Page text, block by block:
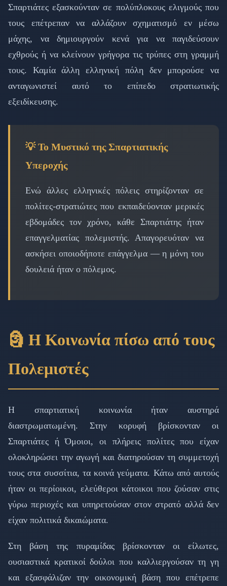
Σπαρτιάτες εξασκούνταν σε πολύπλοκους ελιγμούς που
τους επέτρεπαν να αλλάζουν σχηματισμό εν μέσω
μάχης, να δημιουργούν κενά για να παγιδεύσουν
εχθρούς ή να κλείνουν γρήγορα τις τρύπες στη γραμμή
τους. Καμία άλλη ελληνική πόλη δεν μπορούσε να
ανταγωνιστεί αυτό το επίπεδο στρατιωτικής
εξειδίκευσης.
💡 Το Μυστικό της Σπαρτιατικής
Υπεροχής
Ενώ άλλες ελληνικές πόλεις στηρίζονταν σε
πολίτες-στρατιώτες που εκπαιδεύονταν μερικές
εβδομάδες τον χρόνο, κάθε Σπαρτιάτης ήταν
επαγγελματίας πολεμιστής. Απαγορευόταν να
ασκήσει οποιοδήποτε επάγγελμα — η μόνη του
δουλειά ήταν ο πόλεμος.
🗿 Η Κοινωνία πίσω από τους
Πολεμιστές
Η σπαρτιατική κοινωνία ήταν αυστηρά
διαστρωματωμένη. Στην κορυφή βρίσκονταν οι
Σπαρτιάτες ή Όμοιοι, οι πλήρεις πολίτες που είχαν
ολοκληρώσει την αγωγή και διατηρούσαν τη συμμετοχή
τους στα συσσίτια, τα κοινά γεύματα. Κάτω από αυτούς
ήταν οι περίοικοι, ελεύθεροι κάτοικοι που ζούσαν στις
γύρω περιοχές και υπηρετούσαν στον στρατό αλλά δεν
είχαν πολιτικά δικαιώματα.
Στη βάση της πυραμίδας βρίσκονταν οι είλωτες,
ουσιαστικά κρατικοί δούλοι που καλλιεργούσαν τη γη
και εξασφάλιζαν την οικονομική βάση που επέτρεπε